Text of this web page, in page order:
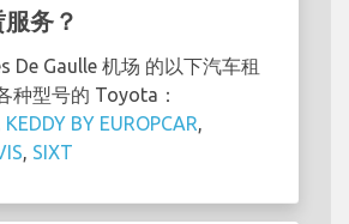
务？
De Gaulle 机场 的以下汽车租
种型号的 Toyota：
KEDDY BY EUROPCAR
SIXT